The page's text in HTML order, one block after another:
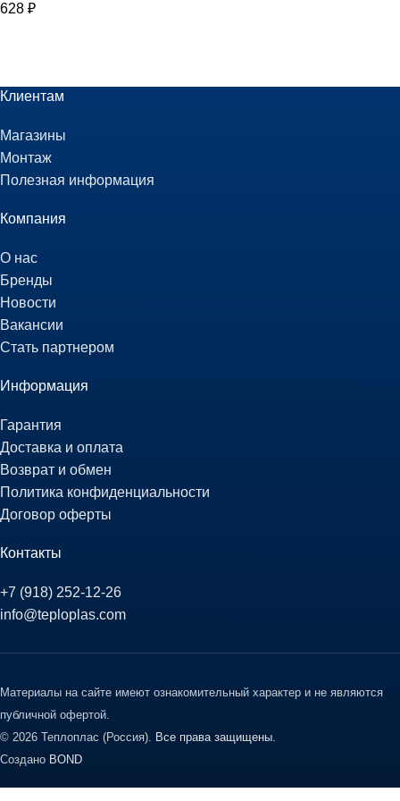
628 ₽
Клиентам
Магазины
Монтаж
Полезная информация
Компания
О нас
Бренды
Новости
Вакансии
Стать партнером
Информация
Гарантия
Доставка и оплата
Возврат и обмен
Политика конфиденциальности
Договор оферты
Контакты
+7 (918) 252-12-26
info@teploplas.com
Материалы на сайте имеют ознакомительный характер и не являются
публичной офертой.
© 2026 Теплоплас (Россия). Все права защищены.
Создано BOND